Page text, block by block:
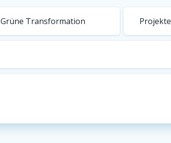
Grüne Transformation Projekte